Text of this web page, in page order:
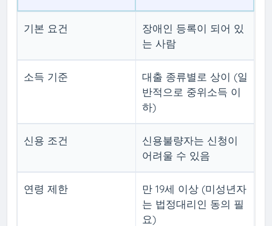
기본 요건
장애인 등록이 되어 있
는 사람
소득 기준
대출 종류별로 상이 (일
반적으로 중위소득 이
하)
신용 조건
신용불량자는 신청이
어려울 수 있음
연령 제한
만 19세 이상 (미성년자
는 법정대리인 동의 필
요)